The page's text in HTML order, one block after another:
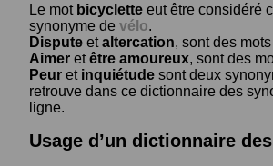
Le mot bicyclette eut être considéré
synonyme de vélo.
Dispute etaltercation, sont des
Aimer etêtre amoureux, sont des
Peur et inquiétude sont deux
retrouve dans ce dictionnaire des
ligne.
Usage d’un dictionnaire